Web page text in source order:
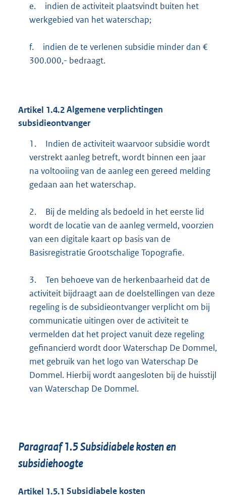
e.
indien de activiteit plaatsvindt buiten het
werkgebied van het waterschap;
f.
indien de te verlenen subsidie minder dan €
300.000,- bedraagt.
Artikel 1.4.2Algemene verplichtingen
subsidieontvanger
1.
Indien de activiteit waarvoor subsidie wordt
verstrekt aanleg betreft, wordt binnen een jaar
na voltooiing van de aanleg een gereed melding
gedaan aan het waterschap.
2.
Bij de melding als bedoeld in het eerste lid
wordt de locatie van de aanleg vermeld, voorzien
van een digitale kaart op basis van de
Basisregistratie Grootschalige Topografie.
3.
Ten behoeve van de herkenbaarheid dat de
activiteit bijdraagt aan de doelstellingen van deze
regeling is de subsidieontvanger verplicht om bij
communicatie uitingen over de activiteit te
vermelden dat het project vanuit deze regeling
gefinancierd wordt door Waterschap De Dommel,
met gebruik van het logo van Waterschap De
Dommel. Hierbij wordt aangesloten bij de huisstijl
van Waterschap De Dommel.
Paragraaf 1.5 Subsidiabele kosten en
subsidiehoogte
Artikel 1.5.1 Subsidiabele kosten